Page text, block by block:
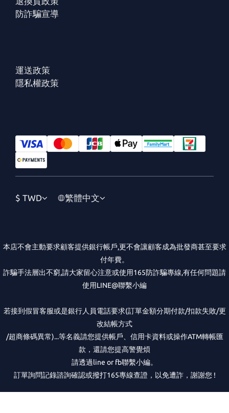
防詐騙宣導
運送政策
隱私權政策
$ TWD 繁體中文
本店不會主動要求顧客提供銀行帳戶,更不會讓顧客成為批發商甚至要求
付年費。
詐騙手法層出不窮,請大家留心注意或使用165防詐騙專線,有任何問題請
使用LINE@聯繫小編
若接到假冒客服或是銀行人員電話要求(訂單金額分期付款/扣款失敗/更
改結帳方式
/超商條碼異常)...等名義請您提供帳戶、信用卡資料或操作ATM轉帳匯
款，還請您提高警覺煩
請透過line or fb聯繫小編。
訂單詢問記錄諮詢確認或撥打165專線查證，以免遭詐，謝謝您 !